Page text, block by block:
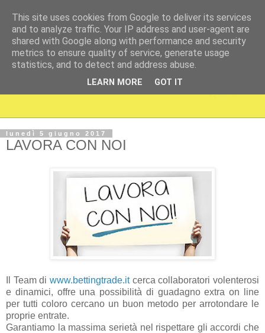
lunedì 5 giugno 2017
LAVORA CON NOI
Il Team di www.bettingtrade.itcerca collaboratori volenterosi
e dinamici, offre una possibilità di guadagno extra on line
per tutti coloro cercano un buon metodo per arrotondare le
proprie entrate.
Garantiamo la massima serietà nel rispettare gli accordi che
This site uses cookies from Google to deliver its services
and to analyze traffic. Your IP address and user-agent are
shared with Google along with performance and security
metrics to ensure quality of service, generate usage
statistics, and to detect and address abuse.
LEARN MORE GOT IT